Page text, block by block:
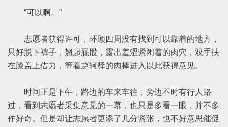
“可以啊。”
志愿者获得许可，环顾四周没有找到可以靠着的地方，
只好脱下裤子，翘起屁股，露出羞涩紧闭着的肉穴，双手扶
在膝盖上借力，等着赵轲驿的肉棒进入以此获得意见。
时间正是下午，路边的车来车往，旁边不时有行人路
过，看到志愿者采集意见的一幕，也只是多看一眼，并不多
作好奇。但是却让志愿者更添了几分紧张，也不好意思催促